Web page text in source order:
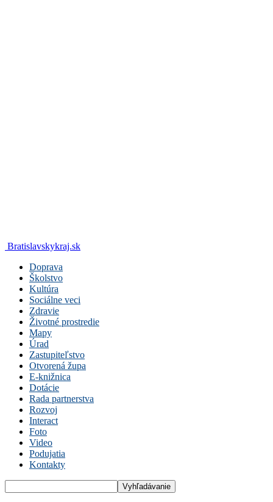
Bratislavskykraj.sk
Doprava
Školstvo
Kultúra
Sociálne veci
Zdravie
Životné prostredie
Mapy
Úrad
Zastupiteľstvo
Otvorená župa
E-knižnica
Dotácie
Rada partnerstva
Rozvoj
Interact
Foto
Video
Podujatia
Kontakty